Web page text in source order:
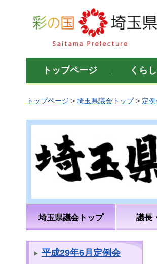
彩の国 埼玉県
トップページ くら
トップページ > 埼玉県議会トップ> 定
埼玉県議会トップ 議長
平成29年6月定例会